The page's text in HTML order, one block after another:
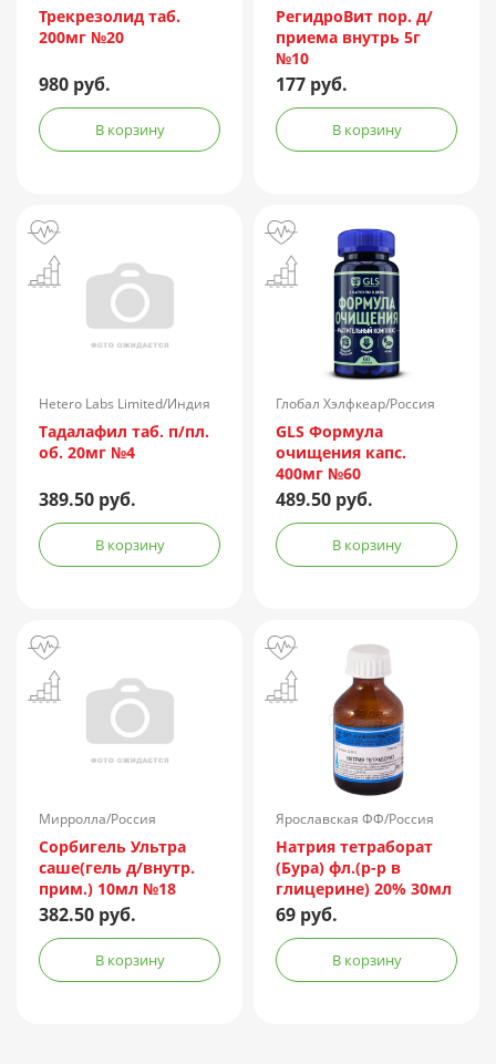
Россия
Трекрезолид таб.
200мг №20
980 руб.
В корзину
РегидроВит пор. д/
приема внутрь 5г
№10
177 руб.
В корзину
Hetero Labs Limited/Индия
Тадалафил таб. п/пл.
об. 20мг №4
389.50 руб.
В корзину
Глобал Хэлфкеар/Россия
GLS Формула
очищения капс.
400мг №60
489.50 руб.
В корзину
Мирролла/Россия
Сорбигель Ультра
саше(гель д/внутр.
прим.) 10мл №18
382.50 руб.
В корзину
Ярославская ФФ/Россия
Натрия тетраборат
(Бура) фл.(р-р в
глицерине) 20% 30мл
69 руб.
В корзину